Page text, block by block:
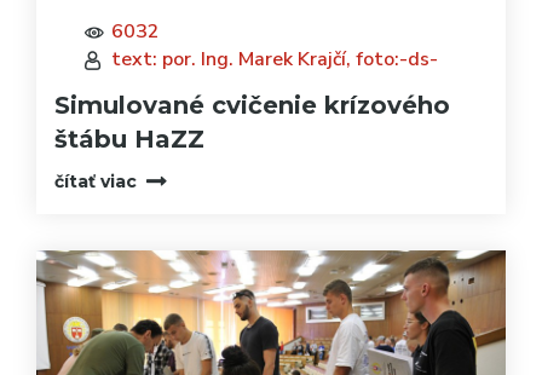
6032
text: por. Ing. Marek Krajčí, foto:-ds-
Simulované cvičenie krízového
štábu HaZZ
čítať viac